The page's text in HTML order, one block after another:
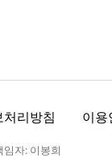
리방침 이용
자: 이봉희